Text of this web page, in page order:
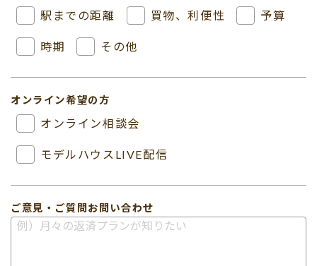
駅までの距離 買物、利便性 予算
時期 その他
オンライン希望の方
オンライン相談会
モデルハウスLIVE配信
ご意見・ご質問 お問い合わせ